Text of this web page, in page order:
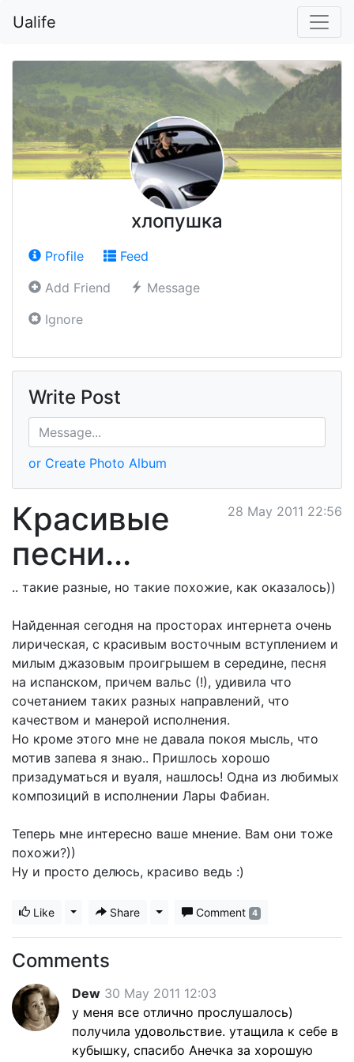
Ualife
хлопушка
Profile
Feed
Add Friend
Message
Ignore
Write Post
or Create Photo Album
28 May 2011 22:56
Красивые
песни...
.. такие разные, но такие похожие, как оказалось))
Найденная сегодня на просторах интернета очень
лирическая, с красивым восточным вступлением и
милым джазовым проигрышем в середине, песня
на испанском, причем вальс (!), удивила что
сочетанием таких разных направлений, что
качеством и манерой исполнения.
Но кроме этого мне не давала покоя мысль, что
мотив запева я знаю.. Пришлось хорошо
призадуматься и вуаля, нашлось! Одна из любимых
композиций в исполнении Лары Фабиан.
Теперь мне интересно ваше мнение. Вам они тоже
похожи?))
Ну и просто делюсь, красиво ведь :)
Like Toggle Dropdown
Share Toggle Dropdown
Comment 4
Comments
Dew 30 May 2011 12:03
у меня все отлично прослушалось)
получила удовольствие. утащила к себе в
кубышку, спасибо Анечка за хорошую